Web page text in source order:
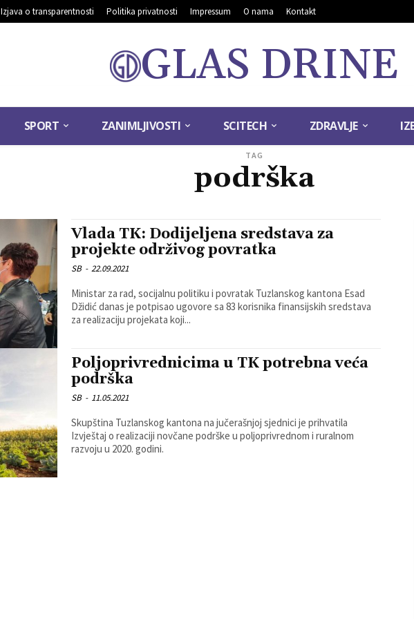
Izjava o transparentnosti Politika privatnosti Impressum O nama Kontakt
GLAS DRINE
SPORT ZANIMLJIVOSTI SCITECH ZDRAVLJE
TAG
podrška
Vlada TK: Dodijeljena sredstava za
projekte održivog povratka
SB - 22.09.2021
Ministar za rad, socijalnu politiku i povratak Tuzlanskog kantona Esad
Džidić danas je potpisao ugovore sa 83 korisnika finansijskih sredstava
za realizaciju projekata koji...
Poljoprivrednicima u TK potrebna veća
podrška
SB - 11.05.2021
Skupština Tuzlanskog kantona na jučerašnjoj sjednici je prihvatila
Izvještaj o realizaciji novčane podrške u poljoprivrednom i ruralnom
razvoju u 2020. godini.